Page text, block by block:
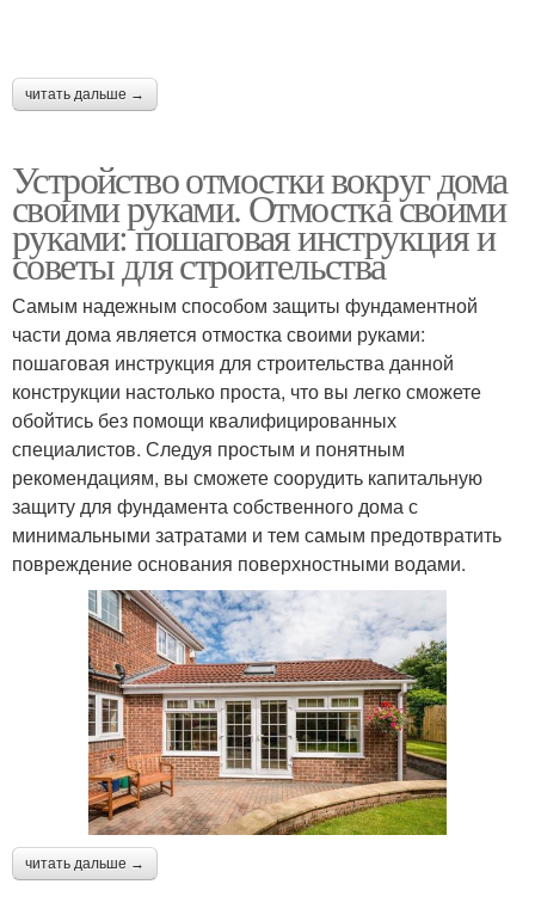
читать дальше →
Устройство отмостки вокруг дома
своими руками. Отмостка своими
руками: пошаговая инструкция и
советы для строительства
Самым надежным способом защиты фундаментной
части дома является отмостка своими руками:
пошаговая инструкция для строительства данной
конструкции настолько проста, что вы легко сможете
обойтись без помощи квалифицированных
специалистов. Следуя простым и понятным
рекомендациям, вы сможете соорудить капитальную
защиту для фундамента собственного дома с
минимальными затратами и тем самым предотвратить
повреждение основания поверхностными водами.
читать дальше →